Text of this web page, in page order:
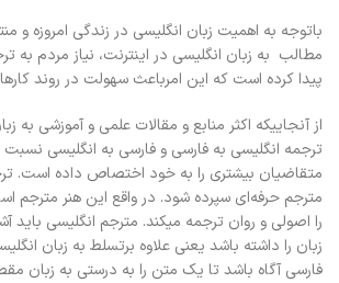
باتوجه به اهمیت زبان انگلیسی در زندگی امروزه و
مطالب به زبان انگلیسی در اینترنت، نیاز مردم به
پیدا کرده است که این امرباعث سهولت در روند
از آنجاییکه اکثر منابع و مقالات علمی و آموزشی به
ترجمه انگلیسی به فارسی و فارسی به انگلیسی
متقاضیان بیشتری را به خود اختصاص داده است.
مترجم حرفه‌ای سپرده شود. در واقع این هنر
را اصولی و روان ترجمه میکند. مترجم انگلیسی باید
زبان را داشته باشد یعنی علاوه برتسلط به زبان
فارسی آگاه باشد تا یک متن را به درستی به زبان